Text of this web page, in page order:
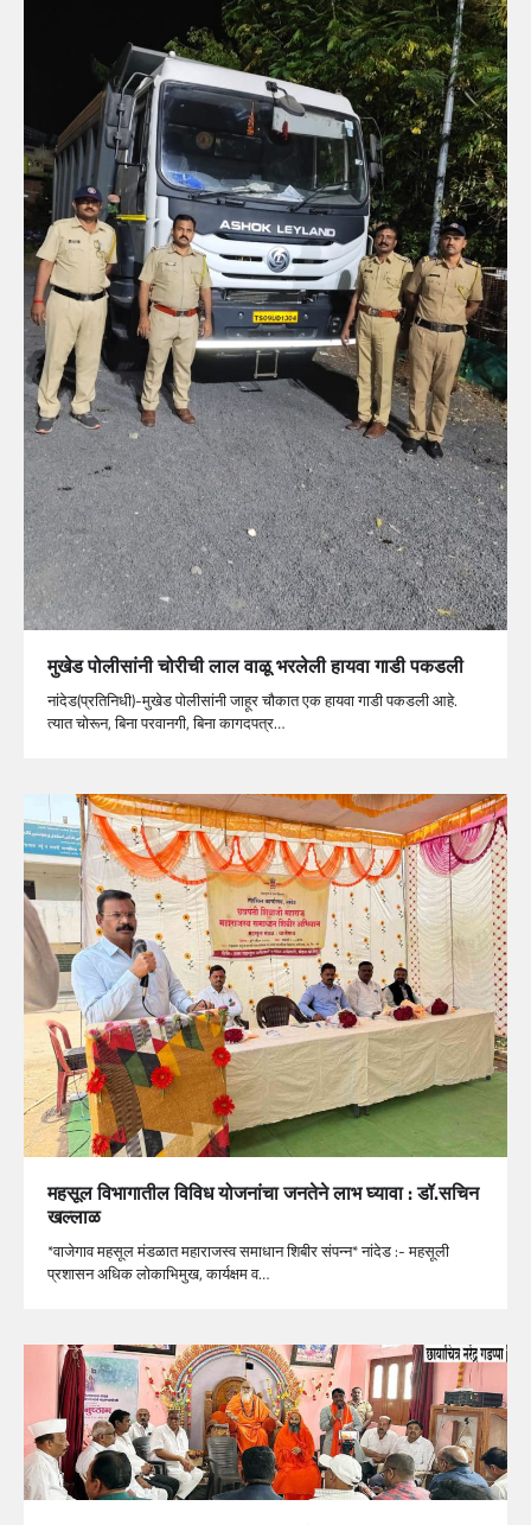
मुखेड पोलीसांनी चोरीची लाल वाळू भरलेली हायवा गाडी पकडली
नांदेड(प्रतिनिधी)-मुखेड पोलीसांनी जाहूर चौकात एक हायवा गाडी पकडली आहे.
त्यात चोरून, बिना परवानगी, बिना कागदपत्र…
महसूल विभागातील विविध योजनांचा जनतेने लाभ घ्यावा : डॉ.सचिन
खल्लाळ
*वाजेगाव महसूल मंडळात महाराजस्व समाधान शिबीर संपन्न* नांदेड :- महसूली
प्रशासन अधिक लोकाभिमुख, कार्यक्षम व…